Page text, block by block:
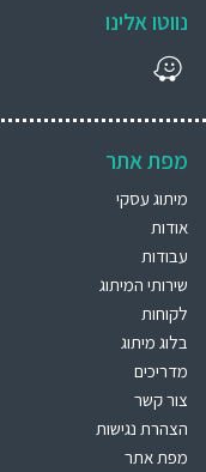
נווטו אלינו
מפת אתר
מיתוג עסקי
אודות
עבודות
שירותי המיתוג
לקוחות
בלוג מיתוג
מדריכים
צור קשר
הצהרת נגישות
מפת אתר